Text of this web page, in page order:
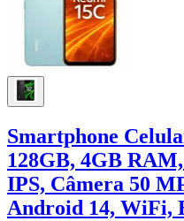
Smartphone
128GB, 4GB
IPS, Câmera 50
Android 14, WiFi,